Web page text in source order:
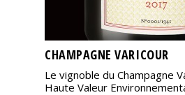
CHAMPAGNE VARICOUR
Le vignoble du Champagne
Haute Valeur